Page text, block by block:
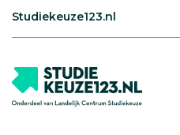
Studiekeuze123.nl